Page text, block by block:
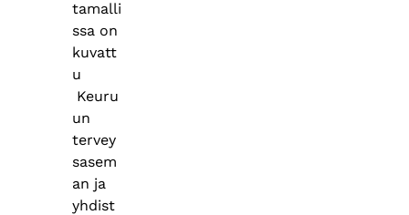
tamalli
ssa on
kuvatt
u
Keuru
un
tervey
sasem
an ja
yhdist